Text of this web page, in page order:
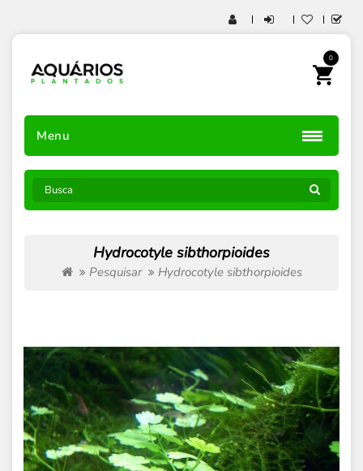
0
Menu
Hydrocotyle sibthorpioides
Pesquisar Hydrocotyle sibthorpioides